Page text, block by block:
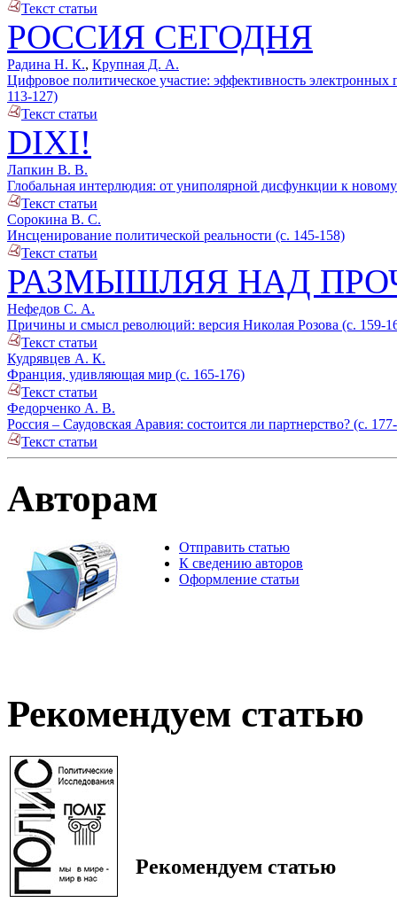
Текст статьи
РОССИЯ СЕГОДНЯ
Радина Н. К., Крупная Д. А.
Цифровое политическое участие: эффективность
113-127)
Текст статьи
DIXI!
Лапкин В. В.
Глобальная интерлюдия: от униполярной дисфункции к
Текст статьи
Сорокина В. С.
Инсценирование политической реальности (с. 145-158)
Текст статьи
РАЗМЫШЛЯЯ НАД
Нефедов С. А.
Причины и смысл революций: версия Николая Розова (с. 159-
Текст статьи
Кудрявцев А. К.
Франция, удивляющая мир (с. 165-176)
Текст статьи
Федорченко А. В.
Россия – Саудовская Аравия: состоится ли партнерство? (с.
Текст статьи
Авторам
Отправить статью
К сведению авторов
Оформление статьи
Рекомендуем статью
Рекомендуем статью